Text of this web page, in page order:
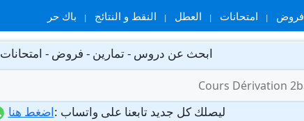
فروض امتحانات العطل النقط و النتائج باك حر
ابحث عن دروس - تمارين - فروض - امتحانات
ليصلك كل جديد تابعنا على واتساب :اضغط هنا